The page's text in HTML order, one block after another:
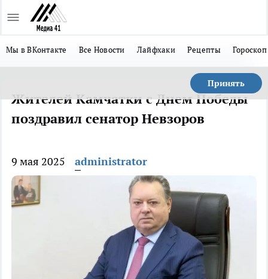
Мы в ВКонтакте Все Новости Лайфхаки Рецепты Гороскоп
Принять
Жителей Камчатки с Днем Победы
поздравил сенатор Невзоров
9 мая 2025 administrator